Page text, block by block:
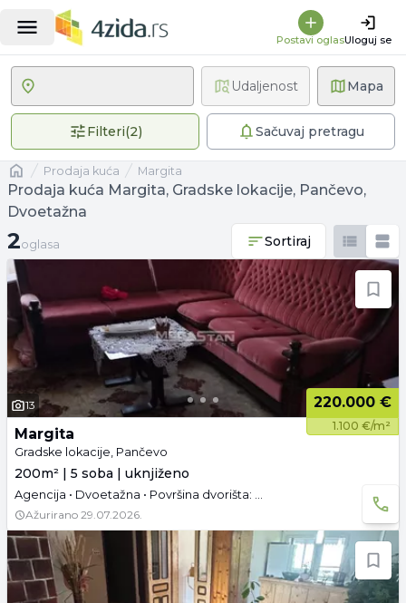
Postavi oglasUloguj se
Mapa
Filteri(2)2 primenjena filteraSačuvaj pretragu
Udaljenost
Naslovnaprodaja kuća Margita
Prodaja kuća Margita, Gradske lokacije, Pančevo,
Dvoetažna
2 oglasa
2oglasa Sortiraj
13 220.000 €
1.100 €/m²
Margita
Gradske lokacije, Pančevo
200m² | 5 soba | uknjiženo
Agencija • Dvoetažna • Površina dvorišta: 2.26 a • Uknjižen • Prazno
Ažurirano 29.07.2026.